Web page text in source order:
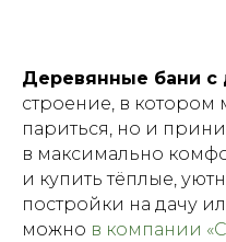
Деревянные бани с
строение, в котором
париться, но и
в максимально
и купить тёплые,
постройки на дачу
можно в компании